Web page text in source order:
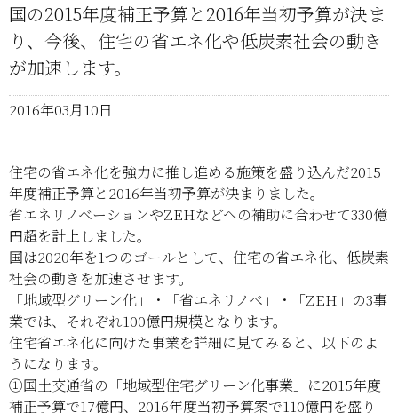
国の2015年度補正予算と2016年当初予算が決ま
り、今後、住宅の省エネ化や低炭素社会の動き
が加速します。
2016年03月10日
住宅の省エネ化を強力に推し進める施策を盛り込んだ2015
年度補正予算と2016年当初予算が決まりました。
省エネリノベーションやZEHなどへの補助に合わせて330億
円超を計上しました。
国は2020年を1つのゴールとして、住宅の省エネ化、低炭素
社会の動きを加速させます。
「地域型グリーン化」・「省エネリノベ」・「ZEH」の3事
業では、それぞれ100億円規模となります。
住宅省エネ化に向けた事業を詳細に見てみると、以下のよ
うになります。
①国土交通省の「地域型住宅グリーン化事業」に2015年度
補正予算で17億円、2016年度当初予算案で110億円を盛り